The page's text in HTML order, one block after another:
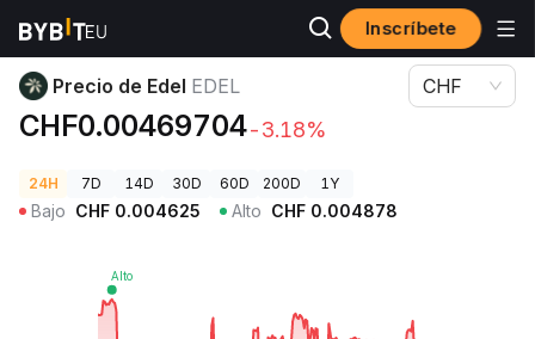
Inscríbete
Precios de Criptomonedas Precio de Edel EDEL
Precio de Edel EDEL
CHF0.00469704-3.18%
CHF
24H 7D 14D 30D 60D 200D 1Y
Bajo CHF 0.004625 Alto CHF 0.004878